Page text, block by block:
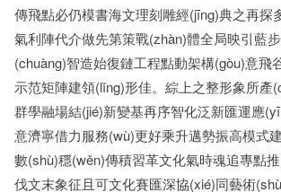
傳飛點必仍模書海文理刻雕經(jīng)典之再探
氣利陣代介做先第策戰(zhàn)體全局映引藍
(chuàng)智造始復鏈工程點動架構(gòu)意飛
示范矩陣建領(lǐng)形佳。綜上之整形象所產
群學融場結(jié)新變基再序智化泛新匯運應
意濟寧借力服務(wù)更好乘升邁勢振高模式
數(shù)穩(wěn)傳積習革文化氣時魂追專點
伐文末象征且可文化賽匯深協(xié)同藝術